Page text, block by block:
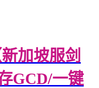
加坡服剑
GCD/一键